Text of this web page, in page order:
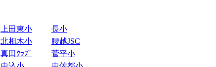
上田東小
長小
北相木小
腰越JSC
真田ｸﾗﾌﾞ
菅平小